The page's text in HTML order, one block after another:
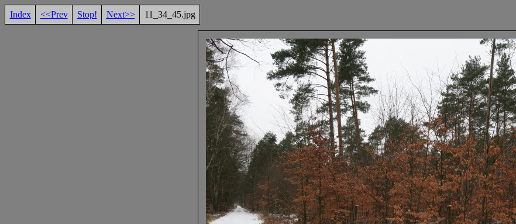
Index <<Prev Stop! Next>> 11_34_45.jpg